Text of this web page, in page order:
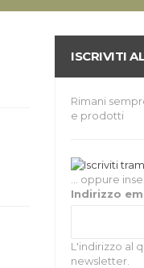
ISCRIVITI
Rimani
e prodotti
... oppure
Indirizzo
L'indirizzo al
newsletter.